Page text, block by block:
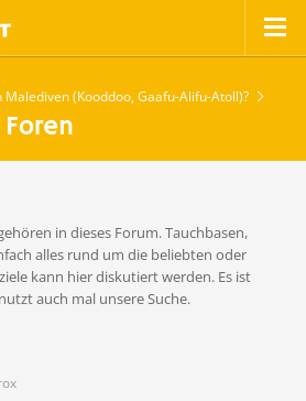
(Kooddoo, Gaafu-Alifu-Atoll)?
in dieses Forum. Tauchbasen,
alles rund um die beliebten oder
kann hier diskutiert werden. Es ist
auch mal unsere Suche.